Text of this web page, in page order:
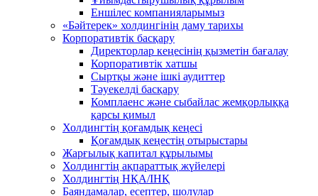
Еншілес компанияларымыз
«Бәйтерек» холдингінің даму тарихы
Корпоративтік басқару
Директорлар кеңесінің қызметін бағалау
Корпоративтік хатшы
Сыртқы және ішкі аудиттер
Тәуекелді басқару
Комплаенс және сыбайлас жемқорлыққа
қарсы қимыл
Холдингтің қоғамдық кеңесі
Қоғамдық кеңестің отырыстары
Жарғылық капитал құрылымы
Холдингтің ақпараттық жүйелері
Холдингтің НҚА/ІНҚ
Баяндамалар, есептер, шолулар